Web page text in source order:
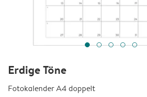
Erdige Töne
Fotokalender A4 doppelt